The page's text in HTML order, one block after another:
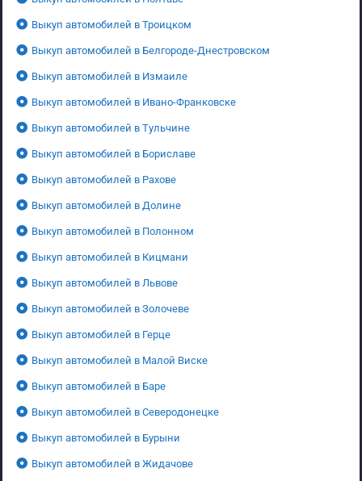
Выкуп автомобилей в Троицком
Выкуп автомобилей в Белгороде-Днестровском
Выкуп автомобилей в Измаиле
Выкуп автомобилей в Ивано-Франковске
Выкуп автомобилей в Тульчине
Выкуп автомобилей в Бориславе
Выкуп автомобилей в Рахове
Выкуп автомобилей в Долине
Выкуп автомобилей в Полонном
Выкуп автомобилей в Кицмани
Выкуп автомобилей в Львове
Выкуп автомобилей в Золочеве
Выкуп автомобилей в Герце
Выкуп автомобилей в Малой Виске
Выкуп автомобилей в Баре
Выкуп автомобилей в Северодонецке
Выкуп автомобилей в Бурыни
Выкуп автомобилей в Жидачове